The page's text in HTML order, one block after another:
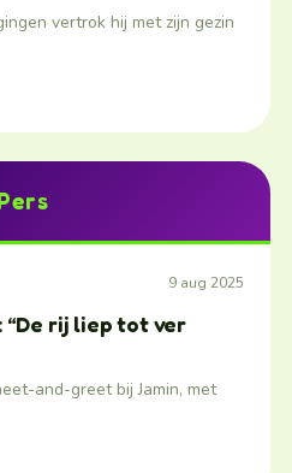
vertrok hij met zijn gezin
9 aug 2025
rij liep tot ver
and-greet bij Jamin, met